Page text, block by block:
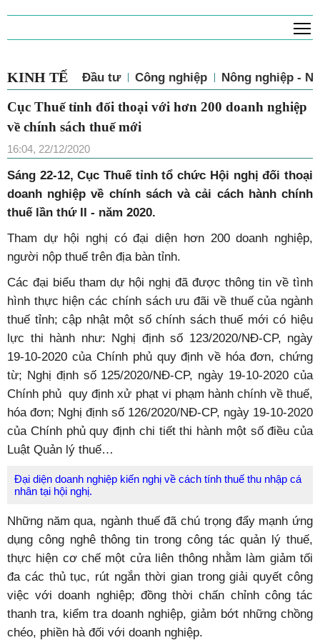
KINH TẾ Đầu tư Công nghiệp Nông nghiệp -
Cục Thuế tỉnh đối thoại với hơn 200 doanh nghiệp
về chính sách thuế mới
16:04, 22/12/2020
Sáng 22-12, Cục Thuế tỉnh tổ chức Hội nghị đối thoại
doanh nghiệp về chính sách và cải cách hành chính
thuế lần thứ II - năm 2020.
Tham dự hội nghị có đại diện hơn 200 doanh nghiệp,
người nộp thuế trên địa bàn tỉnh.
Các đại biểu tham dự hội nghị đã được thông tin về tình
hình thực hiện các chính sách ưu đãi về thuế của ngành
thuế tỉnh; cập nhật một số chính sách thuế mới có hiệu
lực thi hành như: Nghị định số 123/2020/NĐ-CP, ngày
19-10-2020 của Chính phủ quy định về hóa đơn, chứng
từ; Nghị định số 125/2020/NĐ-CP, ngày 19-10-2020 của
Chính phủ quy định xử phạt vi phạm hành chính về thuế,
hóa đơn; Nghị định số 126/2020/NĐ-CP, ngày 19-10-2020
của Chính phủ quy định chi tiết thi hành một số điều của
Luật Quản lý thuế…
Đại diện doanh nghiệp kiến nghị về cách tính thuế thu nhập cá
nhân tại hội nghị.
Những năm qua, ngành thuế đã chú trọng đẩy mạnh ứng
dụng công nghê thông tin trong công tác quản lý thuế,
thực hiện cơ chế một cửa liên thông nhằm làm giảm tối
đa các thủ tục, rút ngắn thời gian trong giải quyết công
việc với doanh nghiệp; đồng thời chấn chỉnh công tác
thanh tra, kiểm tra doanh nghiệp, giảm bớt những chồng
chéo, phiền hà đối với doanh nghiệp.